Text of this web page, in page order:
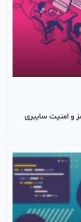
سایبری